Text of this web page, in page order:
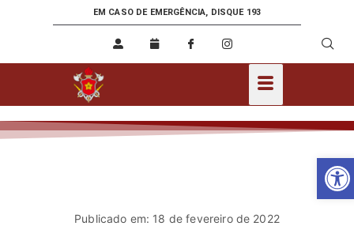
EM CASO DE EMERGÊNCIA, DISQUE 193
Publicado em: 18 de fevereiro de 2022